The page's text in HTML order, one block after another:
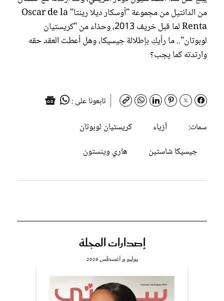
من الدانتيل من مجموعة "أوسكار ديلا رينتا" Oscar de la
Renta لما قبل خريف 2013، وحذاء من "كريستيان
لوبوتان".. ما رأيكِ بإطلالة جيسيكا، وهل أعطت العقد حقه
وارتدته كما يجب؟
تابعونا على :
سمات:
أزياء
كريستيان لوبوتان
جيسيكا شاستين
هاري وينستون
إصدارات المجلة
يوليو و أغسطس 2026
مجلة سيدتي
غلاف رفمي